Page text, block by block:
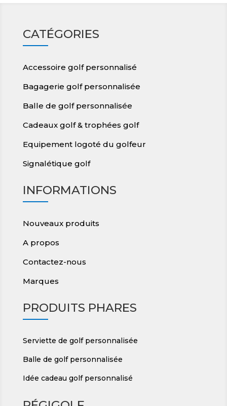
CATÉGORIES
Accessoire golf personnalisé
Bagagerie golf personnalisée
Balle de golf personnalisée
Cadeaux golf & trophées golf
Equipement logoté du golfeur
Signalétique golf
INFORMATIONS
Nouveaux produits
A propos
Contactez-nous
Marques
PRODUITS PHARES
Serviette de golf personnalisée
Balle de golf personnalisée
Idée cadeau golf personnalisé